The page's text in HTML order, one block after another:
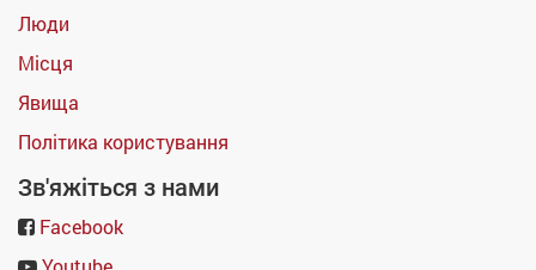
Люди
Місця
Явища
Політика користування
Зв'яжіться з нами
Facebook